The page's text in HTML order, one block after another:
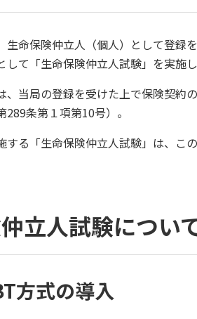
生命保険仲立人（個人）として登録
して「生命保険仲立人試験」を実施し
、当局の登録を受けた上で保険契約
289条第１項第10号）。
する「生命保険仲立人試験」は、こ
立人試験につい
方式の導入